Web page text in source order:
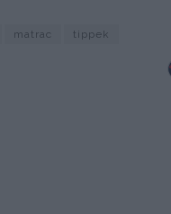
matrac tippek